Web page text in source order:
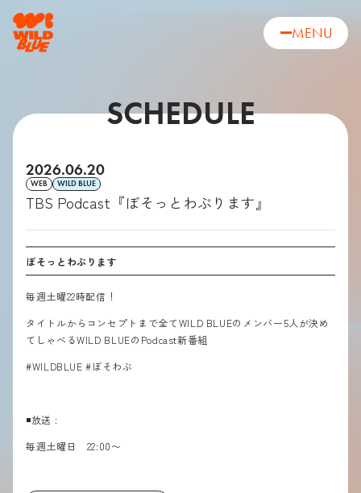
MENU
SCHEDULE
2026.06.20
WEB WILD BLUE
TBS Podcast『ぼそっとわぶります』
ぼそっとわぶります
毎週土曜22時配信！
タイトルからコンセプトまで全てWILD BLUEのメンバー5人が決め
てしゃべるWILD BLUEのPodcast新番組
#WILDBLUE #ぼそわぶ
◾️放送 :
毎週土曜日 22:00〜